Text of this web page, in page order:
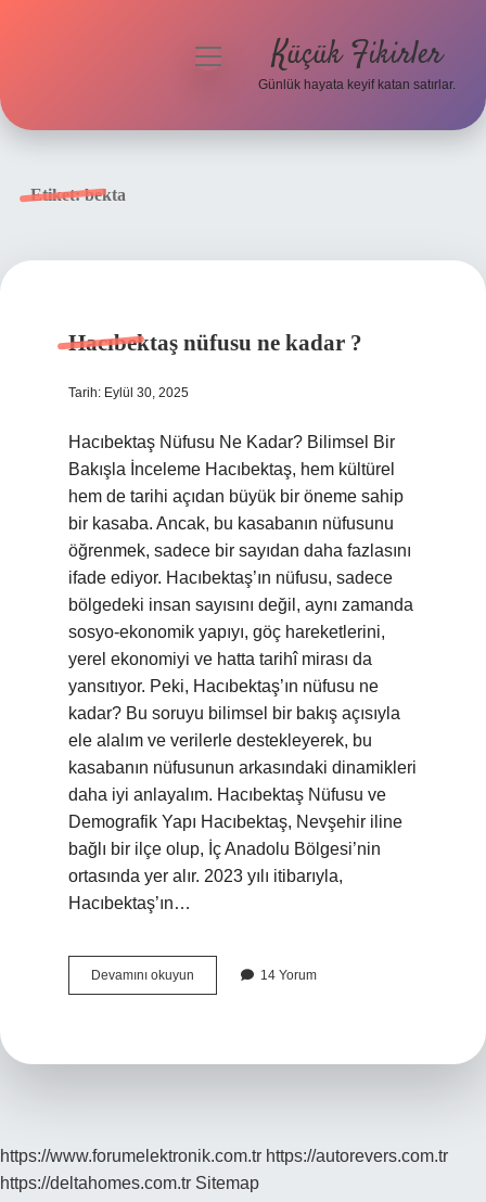
menüyü
Küçük Fikirler
Günlük hayata keyif katan satırlar.
Etiket:bekta
Hacıbektaş nüfusu ne kadar ?
Tarih: Eylül 30, 2025
Hacıbektaş Nüfusu Ne Kadar? Bilimsel Bir
Bakışla İnceleme Hacıbektaş, hem kültürel
hem de tarihi açıdan büyük bir öneme sahip
bir kasaba. Ancak, bu kasabanın nüfusunu
öğrenmek, sadece bir sayıdan daha fazlasını
ifade ediyor. Hacıbektaş’ın nüfusu, sadece
bölgedeki insan sayısını değil, aynı zamanda
sosyo-ekonomik yapıyı, göç hareketlerini,
yerel ekonomiyi ve hatta tarihî mirası da
yansıtıyor. Peki, Hacıbektaş’ın nüfusu ne
kadar? Bu soruyu bilimsel bir bakış açısıyla
ele alalım ve verilerle destekleyerek, bu
kasabanın nüfusunun arkasındaki dinamikleri
daha iyi anlayalım. Hacıbektaş Nüfusu ve
Demografik Yapı Hacıbektaş, Nevşehir iline
bağlı bir ilçe olup, İç Anadolu Bölgesi’nin
ortasında yer alır. 2023 yılı itibarıyla,
Hacıbektaş’ın…
Devamını okuyun Hacıbektaş
nüfusu
14 Yorum
https://www.forumelektronik.com.tr https://autorevers.com.tr
https://deltahomes.com.tr Sitemap